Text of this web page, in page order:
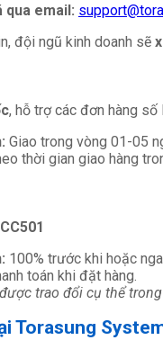
qua email:
đội ngũ kinh doanh sẽ
, hỗ trợ các đơn hàng số
Giao trong vòng 01-05
thời gian giao hàng
100% trước khi hoặc
toán khi đặt hàng.
trao đổi cụ thể
Torasung